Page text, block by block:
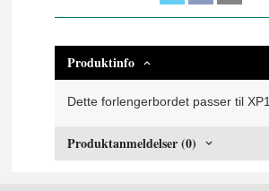
Produktinfo
Dette forlengerbordet passer til XP1
Produktanmeldelser (0)